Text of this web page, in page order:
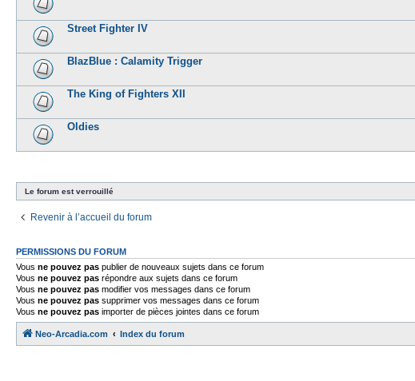
Street Fighter IV
BlazBlue : Calamity Trigger
The King of Fighters XII
Oldies
Le forum est verrouillé
Revenir à l’accueil du forum
PERMISSIONS DU FORUM
Vous ne pouvez pas publier de nouveaux sujets dans ce forum
Vous ne pouvez pas répondre aux sujets dans ce forum
Vous ne pouvez pas modifier vos messages dans ce forum
Vous ne pouvez pas supprimer vos messages dans ce forum
Vous ne pouvez pas importer de pièces jointes dans ce forum
Neo-Arcadia.com Index du forum